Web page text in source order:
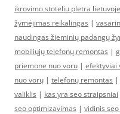
ikrovimo stoteliu pletra lietuvoje
žymėjimas reikalingas |
naudingas žieminių padangų
mobiliųjų telefonų remontas |
priemone nuo voru | efektyviai
nuo vorų | telefonų remontas |
valiklis | kas yra seo straipsniai
seo optimizavimas | vidinis